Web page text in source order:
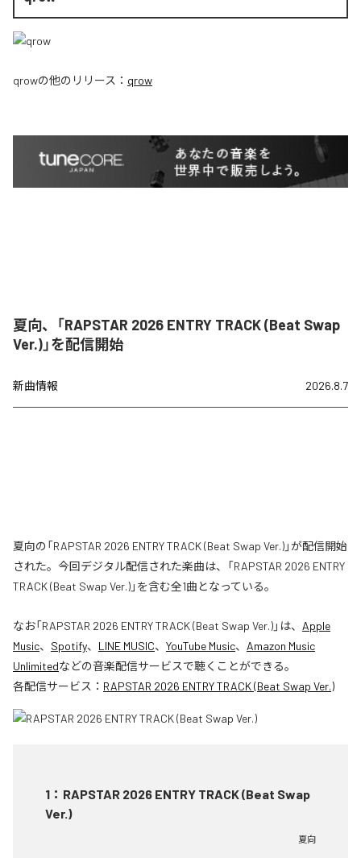
qrowの他のリリース： qrow
夏向、「RAPSTAR 2026 ENTRY TRACK (Beat Swap
Ver.)」を配信開始
新曲情報 2026.8.7
夏向の「RAPSTAR 2026 ENTRY TRACK (Beat Swap Ver.)」が配信開始
された。今回デジタル配信された楽曲は、「RAPSTAR 2026 ENTRY
TRACK (Beat Swap Ver.)」を含む全1曲となっている。
なお「RAPSTAR 2026 ENTRY TRACK (Beat Swap Ver.)」は、 Apple
Music、 Spotify、 LINE MUSIC、 YouTube Music、 Amazon Music
Unlimitedなどの音楽配信サービスで聴くことができる。
各配信サービス： RAPSTAR 2026 ENTRY TRACK (Beat Swap Ver.)
1 ： RAPSTAR 2026 ENTRY TRACK (Beat Swap
Ver.)
夏向